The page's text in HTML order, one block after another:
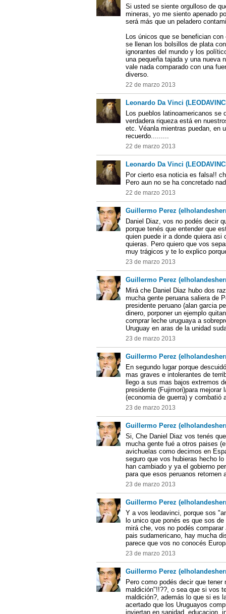
Si usted se siente orgulloso de
mineras, yo me siento apenado
será más que un peladero
Los únicos que se benefician
se llenan los bolsillos de plata
ignorantes del mundo y los
una pequeña tajada y una nueva
vale nada comparado con una
diverso.
22 de marzo 2013
Leonardo Da Vinci
Los pueblos latinoamericanos se
verdadera riqueza está en
etc. Véanla mientras puedan, en
recuerdo.........
22 de marzo 2013
Leonardo Da Vinci
Por cierto esa noticia es falsa!!
Pero aun no se ha concretado
22 de marzo 2013
Guillermo Perez
Daniel Diaz, vos no podés decir
porque tenés que entender que
quien puede ir a donde quiera
quieras. Pero quiero que vos
muy trágicos y te lo explico
23 de marzo 2013
Guillermo Perez
Mirá che Daniel Diaz hubo dos
mucha gente peruana saliera de
presidente peruano (alan garcia
dinero, porponer un ejemplo
comprar leche uruguaya a
Uruguay en aras de la unidad
23 de marzo 2013
Guillermo Perez
En segundo lugar porque
mas graves e intolerantes de
llego a sus mas bajos extremos
presidente (Fujimori)para
(economia de guerra) y combatió
23 de marzo 2013
Guillermo Perez
Si, Che Daniel Diaz vos tenés
mucha gente fué a otros paises
avichuelas como decimos en
seguro que vos hubieras hecho
han cambiado y ya el gobierno
para que esos peruanos
23 de marzo 2013
Guillermo Perez
Y a vos leodavinci, porque sos
lo unico que ponés es que sos
mirá che, vos no podés
pais sudamericano, hay mucha
parece que vos no conocés
23 de marzo 2013
Guillermo Perez
Pero como podés decir que
maldición"!!??, o sea que si vos
maldición?, además lo que si es
acertado que los Uruguayos
inviertan en sanidad, educacion,